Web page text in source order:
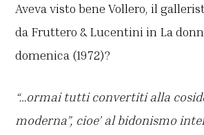
Aveva visto bene Vollero, il
da Fruttero & Lucentini in La
domenica (1972)?
“…ormai tutti convertiti alla
moderna”, cioe’ al bidonismo